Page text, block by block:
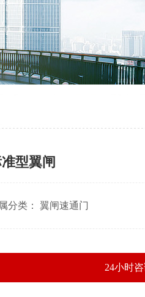
型翼闸
分类： 翼闸速通门
24小时